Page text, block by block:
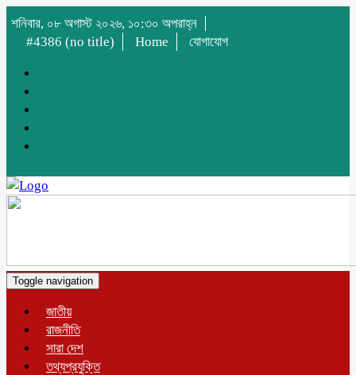
শনিবার, ০৮ অগাস্ট ২০২৬, ১০:৩০ অপরাহ্ন
#4386 (no title)
Home যোগাযোগ
Toggle navigation
জাতীয়
রাজনীতি
সারা দেশ
তথ্যপ্রযুক্তি